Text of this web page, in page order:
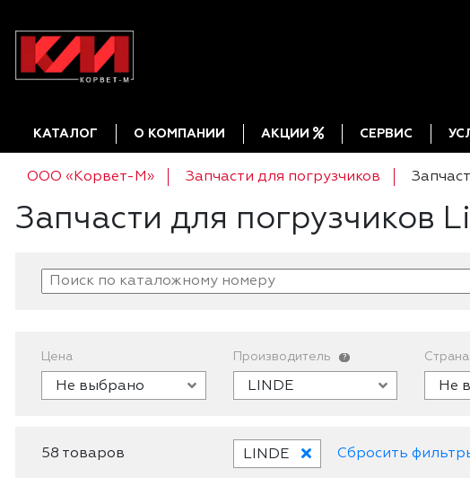
КАТАЛОГ О КОМПАНИИ АКЦИИ СЕРВИС
ООО «Корвет-М» Запчасти для погрузчиков
Запчасти для погрузчиков
Цена
Не выбрано
Производитель ?
LINDE
Страна
Не
58 товаров LINDE Сбросить